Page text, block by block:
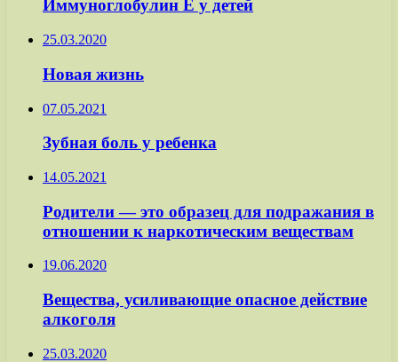
Иммуноглобулин Е у детей
25.03.2020
Новая жизнь
07.05.2021
Зубная боль у ребенка
14.05.2021
Родители — это образец для подражания в
отношении к наркотическим веществам
19.06.2020
Вещества, усиливающие опасное действие
алкоголя
25.03.2020